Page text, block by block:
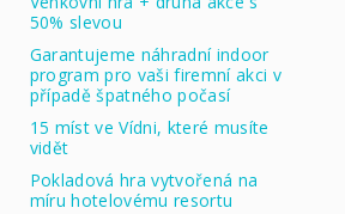
50% slevou
Garantujeme náhradní indoor
program pro vaši firemní akci v
případě špatného počasí
15 míst ve Vídni, které musíte
vidět
Pokladová hra vytvořená na
míru hotelovému resortu